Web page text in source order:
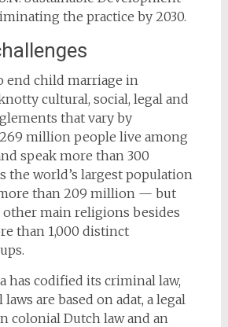
the practice by 2030.
end child marriage in
cultural, social, legal and
that vary by
million people live among
speak more than 300
the world’s largest population
than 209 million — but
main religions besides
than 1,000 distinct
has codified its criminal law,
are based on adat, a legal
colonial Dutch law and an